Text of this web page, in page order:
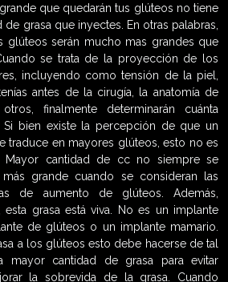
que quedarán tus glúteos no tiene
grasa que inyectes. En otras palabras,
glúteos serán mucho mas grandes que
se trata de la proyección de los
incluyendo como tensión de la piel,
antes de la cirugía, la anatomía de
finalmente determinarán cuánta
Si bien existe la percepción de que un
traduce en mayores glúteos, esto no es
Mayor cantidad de cc no siempre se
grande cuando se consideran las
de aumento de glúteos. Además,
esta grasa está viva. No es un implante
de glúteos o un implante mamario.
a los glúteos esto debe hacerse de tal
mayor cantidad de grasa para evitar
la sobrevida de la grasa. Cuando